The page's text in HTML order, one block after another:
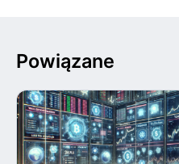
Powiązane